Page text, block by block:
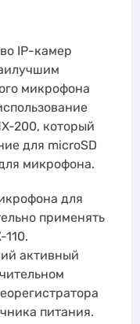
IP-камер
микрофона
200, который
для microSD
микрофона.
для
применять
110.
активный
питания.